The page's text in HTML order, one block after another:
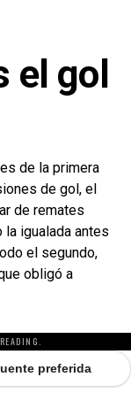
el gol
de la primera
de gol, el
de remates
igualada antes
el segundo,
obligó a
preferida